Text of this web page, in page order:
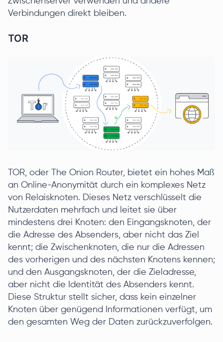
Verbindungen direkt bleiben.
TOR
TOR, oder The Onion Router, bietet ein hohes Maß
an Online-Anonymität durch ein komplexes Netz
von Relaisknoten. Dieses Netz verschlüsselt die
Nutzerdaten mehrfach und leitet sie über
mindestens drei Knoten: den Eingangsknoten, der
die Adresse des Absenders, aber nicht das Ziel
kennt; die Zwischenknoten, die nur die Adressen
des vorherigen und des nächsten Knotens kennen;
und den Ausgangsknoten, der die Zieladresse,
aber nicht die Identität des Absenders kennt.
Diese Struktur stellt sicher, dass kein einzelner
Knoten über genügend Informationen verfügt, um
den gesamten Weg der Daten zurückzuverfolgen.